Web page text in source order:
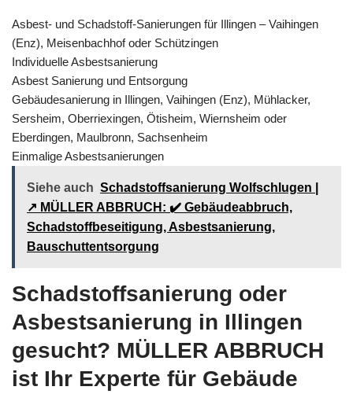
Asbest- und Schadstoff-Sanierungen für Illingen – Vaihingen
(Enz), Meisenbachhof oder Schützingen
Individuelle Asbestsanierung
Asbest Sanierung und Entsorgung
Gebäudesanierung in Illingen, Vaihingen (Enz), Mühlacker,
Sersheim, Oberriexingen, Ötisheim, Wiernsheim oder
Eberdingen, Maulbronn, Sachsenheim
Einmalige Asbestsanierungen
Siehe auch Schadstoffsanierung Wolfschlugen |
↗️ MÜLLER ABBRUCH: ✔️ Gebäudeabbruch,
Schadstoffbeseitigung, Asbestsanierung,
Bauschuttentsorgung
Schadstoffsanierung oder
Asbestsanierung in Illingen
gesucht? MÜLLER ABBRUCH
ist Ihr Experte für Gebäude